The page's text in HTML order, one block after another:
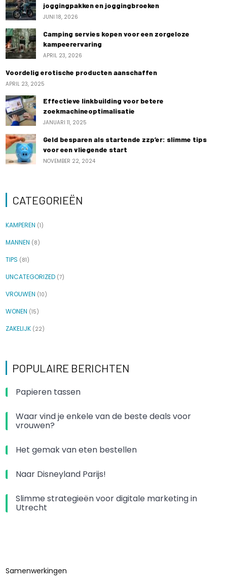
joggingpakken en joggingbroeken
JUNI 18, 2026
Camping servies kopen voor een zorgeloze
kampeerervaring
APRIL 23, 2026
Voordelig erotische producten aanschaffen
APRIL 23, 2025
Effectieve linkbuilding voor betere
zoekmachineoptimalisatie
JANUARI 11, 2025
Geld besparen als startende zzp’er: slimme tips
voor een vliegende start
NOVEMBER 22, 2024
CATEGORIEËN
KAMPEREN (1)
MANNEN (8)
TIPS (81)
UNCATEGORIZED (7)
VROUWEN (10)
WONEN (15)
ZAKELIJK (22)
POPULAIRE BERICHTEN
Papieren tassen
Waar vind je enkele van de beste deals voor
vrouwen?
Het gemak van eten bestellen
Naar Disneyland Parijs!
Slimme strategieën voor digitale marketing in
Utrecht
Samenwerkingen